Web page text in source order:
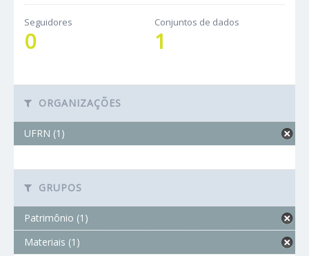
Seguidores
0
Conjuntos de dados
1
ORGANIZAÇÕES
UFRN (1)
GRUPOS
Patrimônio (1)
Materiais (1)